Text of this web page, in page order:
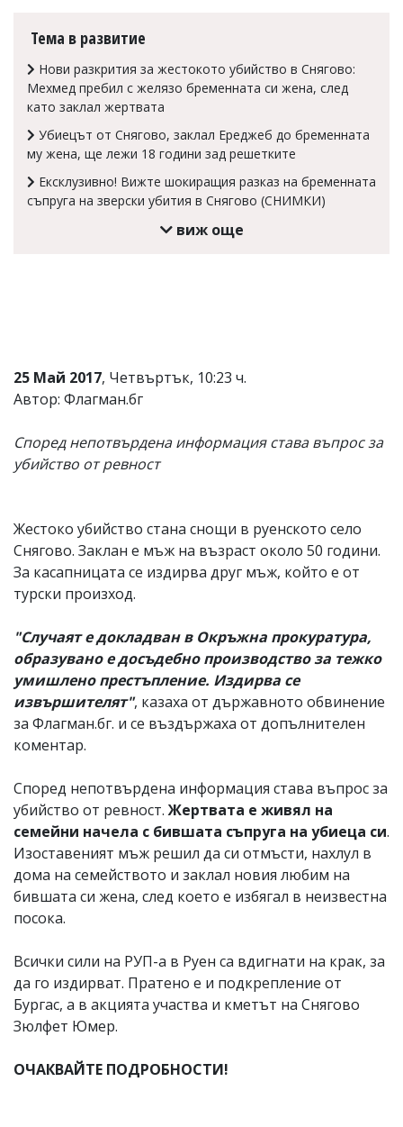
email:
office@flagman.bg
Коментарите
под
статиите
въвеждат
читателите
редакцията
вас
моля
ни!
Тема в развитие
Нови разкрития за жестокото убийство в Снягово:
Мехмед пребил с желязо бременната си жена, след
като заклал жертвата
Убиецът от Снягово, заклал Ереджеб до бременната
му жена, ще лежи 18 години зад решетките
Ексклузивно! Вижте шокиращия разказ на бременната
съпруга на зверски убития в Снягово (СНИМКИ)
виж още
25 Май 2017, Четвъртък, 10:23 ч.
Автор: Флагман.бг
Според непотвърдена информация става въпрос за
убийство от ревност
Жестоко убийство стана снощи в руенското село
Снягово. Заклан е мъж на възраст около 50 години.
За касапницата се издирва друг мъж, който е от
турски произход.
"Случаят е докладван в Окръжна прокуратура,
образувано е досъдебно производство за тежко
умишлено престъпление. Издирва се
извършителят", казаха от държавното обвинение
за Флагман.бг. и се въздържаха от допълнителен
коментар.
Според непотвърдена информация става въпрос за
убийство от ревност.Жертвата е живял на
семейни начела с бившата съпруга на убиеца си.
Изоставеният мъж решил да си отмъсти, нахлул в
дома на семейството и заклал новия любим на
бившата си жена, след което е избягал в неизвестна
посока.
Всички сили на РУП-а в Руен са вдигнати на крак, за
да го издирват. Пратено е и подкрепление от
Бургас, а в акцията участва и кметът на Снягово
Зюлфет Юмер.
ОЧАКВАЙТЕ ПОДРОБНОСТИ!